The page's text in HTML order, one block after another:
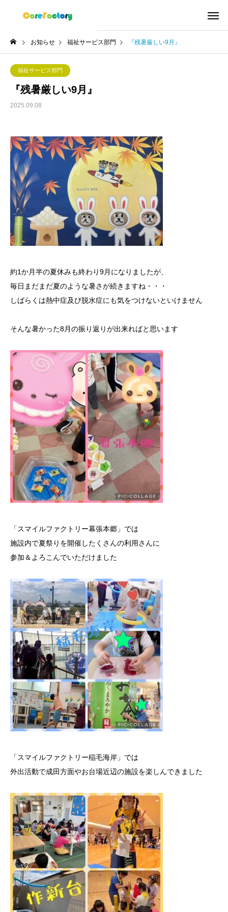
お知らせ 福祉サービス部門 『残暑厳しい9月』
福祉サービス部門
『残暑厳しい9月』
2025.09.08
約1か月半の夏休みも終わり9月になりましたが、
毎日まだまだ夏のような暑さが続きますね・・・
しばらくは熱中症及び脱水症にも気をつけないといけません
そんな暑かった8月の振り返りが出来ればと思います
「スマイルファクトリー幕張本郷」では
施設内で夏祭りを開催したくさんの利用さんに
参加＆よろこんでいただけました
「スマイルファクトリー稲毛海岸」では
外出活動で成田方面やお台場近辺の施設を楽しんできました